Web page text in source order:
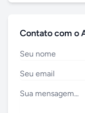
Contato com o